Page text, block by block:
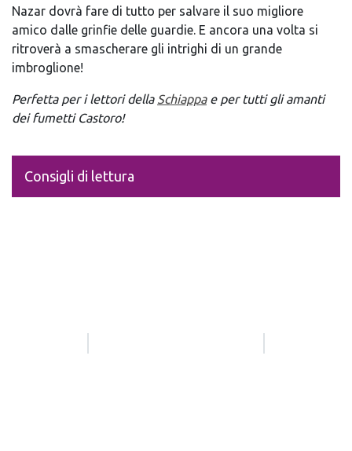
Nazar dovrà fare di tutto per salvare il suo migliore
amico dalle grinfie delle guardie. E ancora una volta si
ritroverà a smascherare gli intrighi di un grande
imbroglione!
Perfetta per i lettori della Schiappae per tutti gli amanti
dei fumetti Castoro!
Consigli di lettura